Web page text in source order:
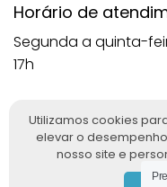
Horário de
Segunda a quinta-
17h
Imagens protegidas nos
proibida sem autorização.
Utilizamos cookies
elevar o
nosso site e